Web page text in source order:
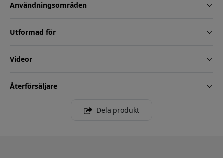
Användningsområden
Utformad för
Videor
Återförsäljare
Dela produkt